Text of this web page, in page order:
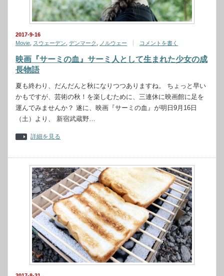
2017-9-16
Movie スウェーデン デンマーク ノルウェー コメントを書く
映画『サーミの血』サーミ人として生まれた少女の成
長物語
夏も終わり、だんだんと秋になりつつありますね。 ちょっと早い
かもですが、芸術の秋！を楽しむために、三連休に映画館に足を
運んでみませんか？ 遂に、映画『サーミの血』が明日9月16日
（土）より、 新宿武蔵野…
詳細を見る